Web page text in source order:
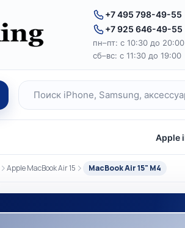
+7 495 798-49-55
+7 925 646-49-55
пн–пт: с 10:30 до 20:00
сб–вс: с 11:30 до 19:00
Поиск по каталогу
Apple
Apple MacBook Air 15 MacBook Air 15" M4